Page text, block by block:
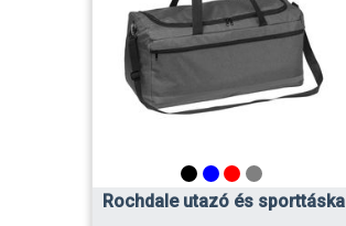
Rochdale utazó és sporttáska